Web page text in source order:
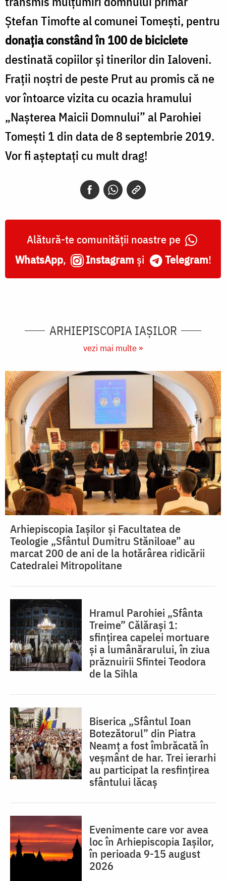
Ștefan Timofte al comunei Tomești, pentru
donația constând în 100 de biciclete
destinată copiilor și tinerilor din Ialoveni.
Frații noștri de peste Prut au promis că ne
vor întoarce vizita cu ocazia hramului
„Nașterea Maicii Domnului” al Parohiei
Tomești 1 din data de 8 septembrie 2019.
Vor fi așteptați cu mult drag!
Alătură-te comunității noastre pe
WhatsApp, Instagram și Telegram!
ARHIEPISCOPIA IAŞILOR
vezi mai multe »
Arhiepiscopia Iașilor și Facultatea de
Teologie „Sfântul Dumitru Stăniloae” au
marcat 200 de ani de la hotărârea ridicării
Catedralei Mitropolitane
Hramul Parohiei „Sfânta
Treime” Călărași 1:
sfințirea capelei mortuare
și a lumânărarului, în ziua
prăznuirii Sfintei Teodora
de la Sihla
Biserica „Sfântul Ioan
Botezătorul” din Piatra
Neamț a fost îmbrăcată în
veșmânt de har. Trei ierarhi
au participat la resfințirea
sfântului lăcaș
Evenimente care vor avea
loc în Arhiepiscopia Iaşilor,
în perioada 9-15 august
2026